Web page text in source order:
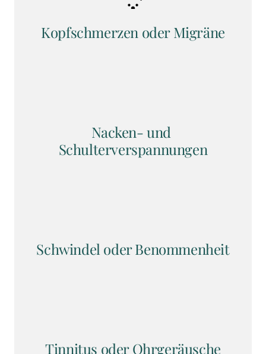
Kopfschmerzen oder Migräne
Nacken- und
Schulterverspannungen
Schwindel oder Benommenheit
Tinnitus oder Ohrgeräusche